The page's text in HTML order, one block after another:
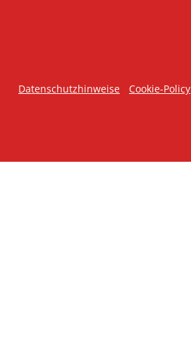
Datenschutzhinweise Cookie-Policy